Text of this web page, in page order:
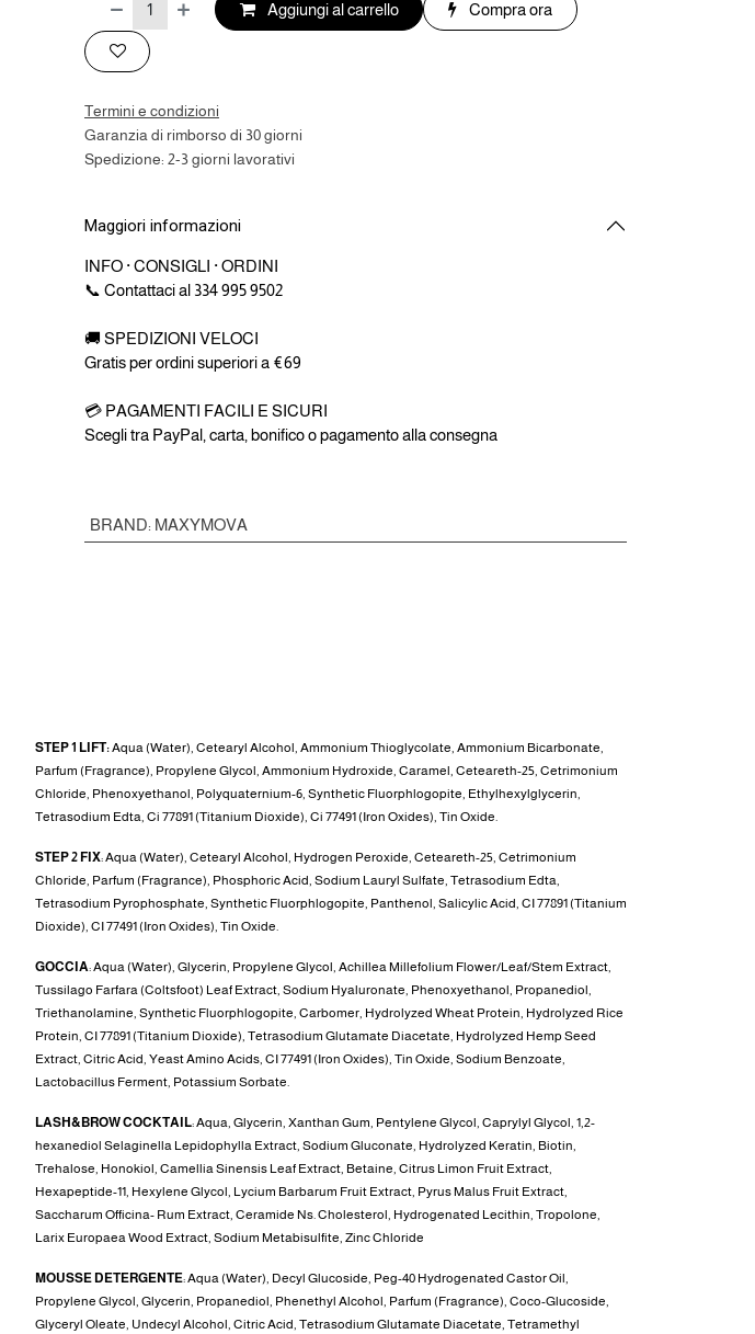
Aggiungi al carrello Compra ora
Termini e condizioni
Garanzia di rimborso di 30 giorni
Spedizione: 2-3 giorni lavorativi
Maggiori informazioni
INFO · CONSIGLI · ORDINI
📞 Contattaci al 334 995 9502
🚚 SPEDIZIONI VELOCI
Gratis per ordini superiori a €69
💳 PAGAMENTI FACILI E SICURI
Scegli tra PayPal, carta, bonifico o pagamento alla consegna
BRAND: MAXYMOVA
STEP 1 LIFT:Aqua (Water), Cetearyl Alcohol, Ammonium Thioglycolate, Ammonium Bicarbonate,
Parfum (Fragrance), Propylene Glycol, Ammonium Hydroxide, Caramel, Ceteareth-25, Cetrimonium
Chloride, Phenoxyethanol, Polyquaternium-6, Synthetic Fluorphlogopite, Ethylhexylglycerin,
Tetrasodium Edta, Ci 77891 (Titanium Dioxide), Ci 77491 (Iron Oxides), Tin Oxide.
STEP 2 FIX: Aqua (Water), Cetearyl Alcohol, Hydrogen Peroxide, Ceteareth-25, Cetrimonium
Chloride, Parfum (Fragrance), Phosphoric Acid, Sodium Lauryl Sulfate, Tetrasodium Edta,
Tetrasodium Pyrophosphate, Synthetic Fluorphlogopite, Panthenol, Salicylic Acid, CI 77891 (Titanium
Dioxide), CI 77491 (Iron Oxides), Tin Oxide.
GOCCIA: Aqua (Water), Glycerin, Propylene Glycol, Achillea Millefolium Flower/Leaf/Stem Extract,
Tussilago Farfara (Coltsfoot) Leaf Extract, Sodium Hyaluronate, Phenoxyethanol, Propanediol,
Triethanolamine, Synthetic Fluorphlogopite, Carbomer, Hydrolyzed Wheat Protein, Hydrolyzed Rice
Protein, CI 77891 (Titanium Dioxide), Tetrasodium Glutamate Diacetate, Hydrolyzed Hemp Seed
Extract, Citric Acid, Yeast Amino Acids, CI 77491 (Iron Oxides), Tin Oxide, Sodium Benzoate,
Lactobacillus Ferment, Potassium Sorbate.
LASH&BROW COCKTAIL: Aqua, Glycerin, Xanthan Gum, Pentylene Glycol, Caprylyl Glycol, 1,2-
hexanediol Selaginella Lepidophylla Extract, Sodium Gluconate, Hydrolyzed Keratin, Biotin,
Trehalose, Honokiol, Camellia Sinensis Leaf Extract, Betaine, Citrus Limon Fruit Extract,
Hexapeptide-11, Hexylene Glycol, Lycium Barbarum Fruit Extract, Pyrus Malus Fruit Extract,
Saccharum Officina- Rum Extract, Ceramide Ns. Cholesterol, Hydrogenated Lecithin, Tropolone,
Larix Europaea Wood Extract, Sodium Metabisulfite, Zinc Chloride
MOUSSE DETERGENTE: Aqua (Water), Decyl Glucoside, Peg-40 Hydrogenated Castor Oil,
Propylene Glycol, Glycerin, Propanediol, Phenethyl Alcohol, Parfum (Fragrance), Coco-Glucoside,
Glyceryl Oleate, Undecyl Alcohol, Citric Acid, Tetrasodium Glutamate Diacetate, Tetramethyl